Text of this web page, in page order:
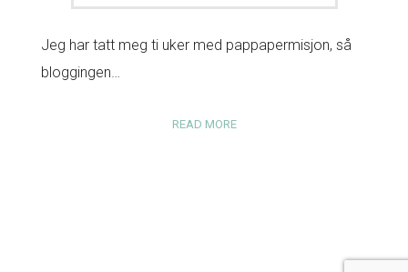
Jeg har tatt meg ti uker med pappapermisjon, så
bloggingen…
READ MORE